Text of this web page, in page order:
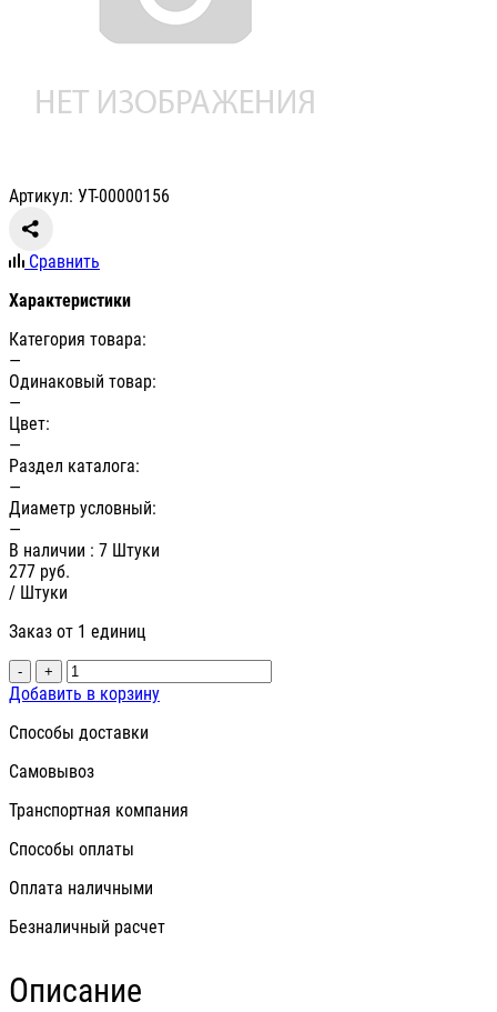
Артикул: УТ-00000156
Сравнить
Характеристики
Категория товара:
—
Одинаковый товар:
—
Цвет:
—
Раздел каталога:
—
Диаметр условный:
—
В наличии : 7 Штуки
277 руб.
/ Штуки
Заказ от 1 единиц
- +
Добавить в корзину
Способы доставки
Самовывоз
Транспортная компания
Способы оплаты
Оплата наличными
Безналичный расчет
Описание